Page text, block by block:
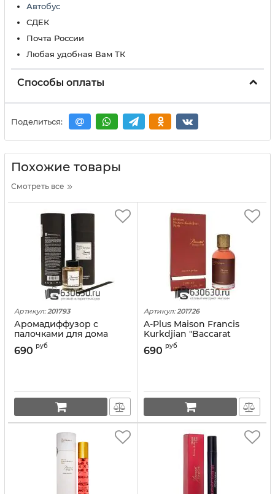
Автобус
СДЕК
Почта России
Любая удобная Вам ТК
Способы оплаты
Поделиться:
Похожие товары
Смотреть все
Артикул: 201793
Аромадиффузор с
палочками для дома
Maison Francis Kurkdjian
"Baccarat Rouge 540
690 руб
Артикул: 201726
A-Plus Maison Francis
Kurkdjian "Baccarat
Rouge 540 Extrait" 65 ml
690 руб